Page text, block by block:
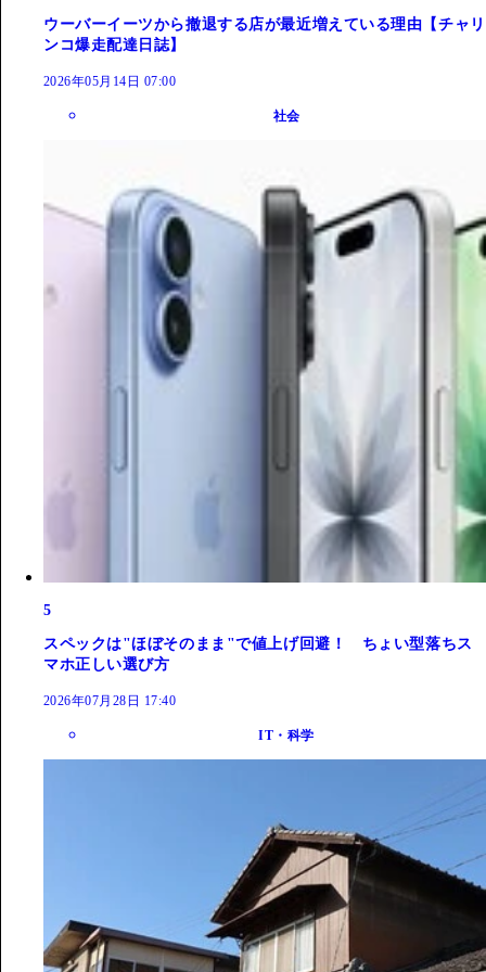
ウーバーイーツから撤退する店が最近増えている理由【チャリ
ンコ爆走配達日誌】
2026年05月14日 07:00
社会
5
スペックは"ほぼそのまま"で値上げ回避！ ちょい型落ちス
マホ正しい選び方
2026年07月28日 17:40
IT・科学